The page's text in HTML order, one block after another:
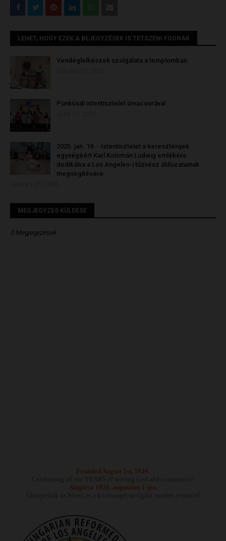
LEHET, HOGY EZEK A BEJEGYZÉSEK IS TETSZENI FOGNAK
Vendéglelkészek szolgálata a templomban
Pünkösdi istentisztelet úrvacsorával
2025. jan. 19. - Istentisztelet a keresztények
egységéért Karl Kolomán Ludwig emlékére
dedikálva a Los Angeles-i tűzvész áldozatainak
megsegítésére
MEGJEGYZÉS KÜLDÉSE
0 Megjegyzések
Founded August 1st, 1926.
Alapítva 1926. augusztus 1-jén.